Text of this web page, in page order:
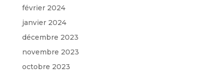
février 2024
janvier 2024
décembre 2023
novembre 2023
octobre 2023